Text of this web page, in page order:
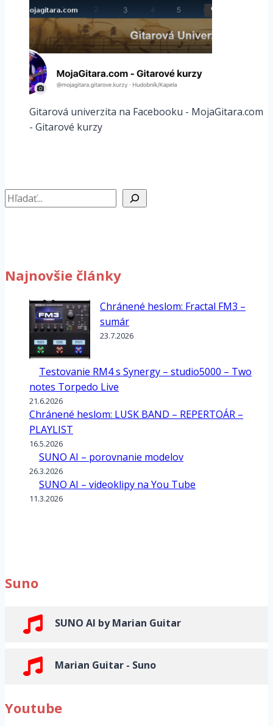
Gitarová univerzita na Facebooku - MojaGitara.com
- Gitarové kurzy
Hľadať
Najnovšie články
Chránené heslom: Fractal FM3 –
sumár
23.7.2026
Testovanie RM4 s Synergy – studio5000 – Two
notes Torpedo Live
21.6.2026
Chránené heslom: LUSK BAND – REPERTOÁR –
PLAYLIST
16.5.2026
SUNO AI – porovnanie modelov
26.3.2026
SUNO AI – videoklipy na You Tube
11.3.2026
Suno
SUNO AI by Marian Guitar
Marian Guitar - Suno
Youtube